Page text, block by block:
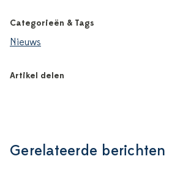
Categorieën & Tags
Nieuws
Artikel delen
Gerelateerde berichten